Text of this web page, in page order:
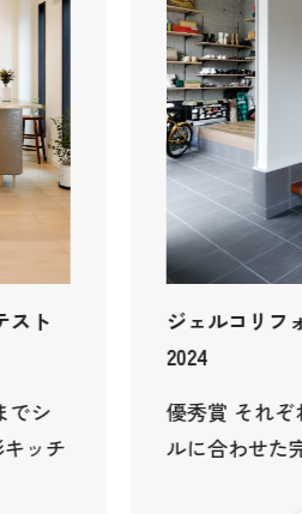
ジェルコリフォーム
優秀賞 それぞれのラ
ルに合わせた完全分